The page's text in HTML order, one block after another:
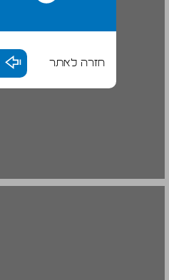
חזרה לאתר